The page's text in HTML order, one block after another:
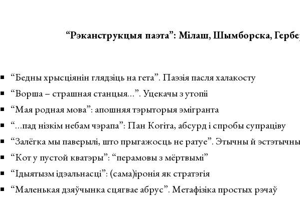
“Рэканструкцыя паэта”: Мілаш, Шымборска,
“Бедны хрысціянін глядзіць на гета”. Паэзія пасля халакосту
“Ворша – страшная станцыя…”. Уцекачы з утопіі
“Мая родная мова”: апошняя тэрыторыя эмігранта
“…пад нізкім небам чэрапа”: Пан Когіта, абсурд і спробы супраціву
“Залёгка мы паверылі, што прыгажосць не ратуе”. Этычны й
“Кот у пустой кватэры”: “перамовы з мёртвымі”
“Ідыятызм ідэальнасці”: (сама)іронія як стратэгія
“Маленькая дзяўчынка сцягвае абрус”. Метафізіка простых рэчаў